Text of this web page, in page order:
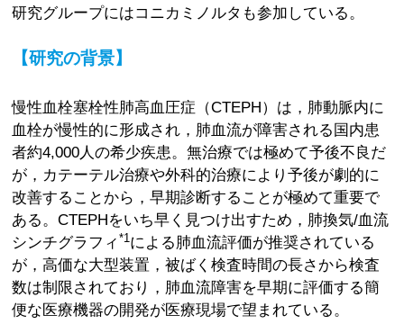
研究グループにはコニカミノルタも参加している。
【研究の背景】
慢性血栓塞栓性肺高血圧症（CTEPH）は，肺動脈内に
血栓が慢性的に形成され，肺血流が障害される国内患
者約4,000人の希少疾患。無治療では極めて予後不良だ
が，カテーテル治療や外科的治療により予後が劇的に
改善することから，早期診断することが極めて重要で
ある。CTEPHをいち早く見つけ出すため，肺換気/血流
シンチグラフィ *1 による肺血流評価が推奨されている
が，高価な大型装置，被ばく検査時間の長さから検査
数は制限されており，肺血流障害を早期に評価する簡
便な医療機器の開発が医療現場で望まれている。